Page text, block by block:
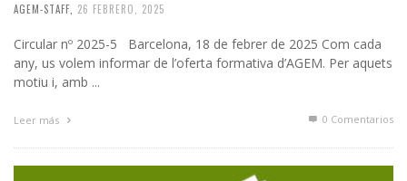
AGEM-STAFF 26 FEBRERO, 2025
Circular nº 2025-5 Barcelona, 18 de febrer de 2025 Com cada
any, us volem informar de l’oferta formativa d’AGEM. Per aquets
motiu i, amb ...
Leer más 0 Comentarios